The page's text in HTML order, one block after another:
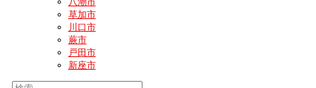
草加市
川口市
蕨市
戸田市
新座市